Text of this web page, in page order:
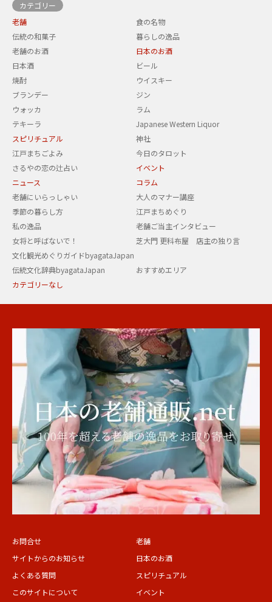
カテゴリー
老舗
食の名物
伝統の和菓子
暮らしの逸品
老舗のお酒
日本のお酒
日本酒
ビール
焼酎
ウイスキー
ブランデー
ジン
ウォッカ
ラム
テキーラ
Japanese Western Liquor
スピリチュアル
神社
江戸まちごよみ
今日のタロット
さるやの恋の辻占い
イベント
ニュース
コラム
老舗にいらっしゃい
大人のマナー講座
季節の暮らし方
江戸まちめぐり
私の逸品
老舗ご当主インタビュー
女将と呼ばないで！
芝大門 更科布屋 店主の独り言
文化観光めぐりガイドbyagataJapan
伝統文化辞典byagataJapan
おすすめエリア
カテゴリーなし
お問合せ
サイトからのお知らせ
よくある質問
このサイトについて
老舗
日本のお酒
スピリチュアル
イベント